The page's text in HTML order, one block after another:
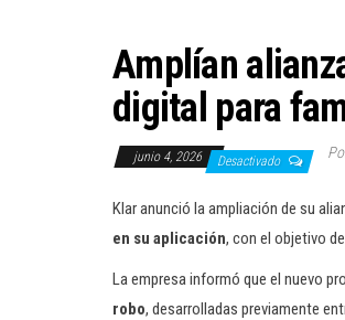
Amplían
digital para
junio 4, 2026 Desactivado
Klar anunció la ampliación de su
en su aplicación, con el objetivo
La empresa informó que el nuevo
robo, desarrolladas previamente